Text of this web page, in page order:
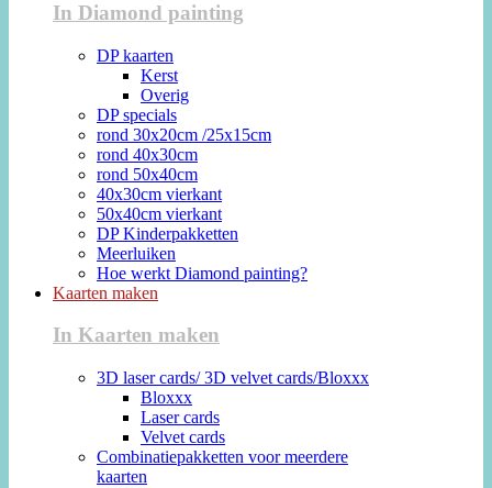
In Diamond painting
DP kaarten
Kerst
Overig
DP specials
rond 30x20cm /25x15cm
rond 40x30cm
rond 50x40cm
40x30cm vierkant
50x40cm vierkant
DP Kinderpakketten
Meerluiken
Hoe werkt Diamond painting?
Kaarten maken
In Kaarten maken
3D laser cards/ 3D velvet cards/Bloxxx
Bloxxx
Laser cards
Velvet cards
Combinatiepakketten voor meerdere
kaarten